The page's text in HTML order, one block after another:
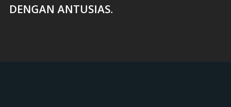
DENGAN ANTUSIAS.